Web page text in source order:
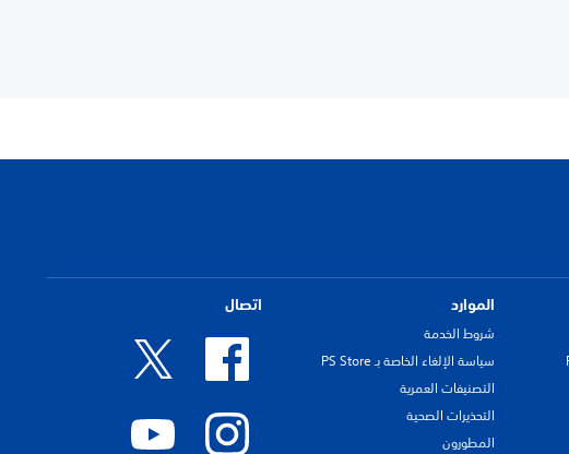
الموارد
شروط الخدمة
سياسة الإلغاء الخاصة بـ PS Store
التصنيفات العمرية
التحذيرات الصحية
المطورون
اتصال